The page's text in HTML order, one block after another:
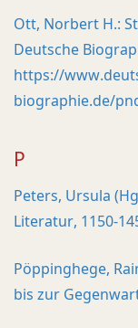
Ott, Norbert H.:
Deutsche
https://
biographie.de/
P
Peters, Ursula
Literatur, 1150-
Pöppinghege,
bis zur